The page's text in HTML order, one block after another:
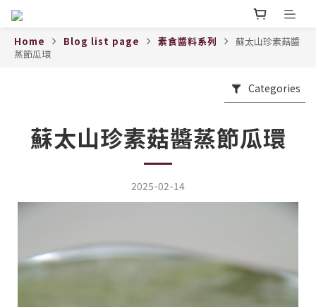
Home Blog list page 素食醬料系列
蘇太山珍素菇醬
蒸節瓜環
Categories
蘇太山珍素菇醬蒸節瓜環
2025-02-14